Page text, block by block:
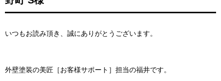
いつもお読み頂き、誠にありがとうございます。
外壁塗装の美匠［お客様サポート］担当の福井です。